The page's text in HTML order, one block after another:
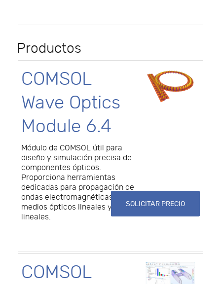
Productos
COMSOL
Wave Optics
Module 6.4
Módulo de COMSOL útil para
diseño y simulación precisa de
componentes ópticos.
Proporciona herramientas
dedicadas para propagación de
ondas electromagnéticas en
medios ópticos lineales y no
lineales.
SOLICITAR PRECIO
COMSOL